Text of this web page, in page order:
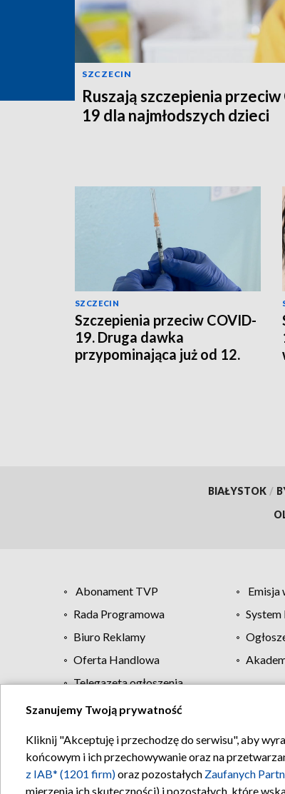
SZCZECIN
Ruszają szczepienia
19 dla najmłodszych dzieci
SZCZECIN
Szczepienia przeciw COVID-
19. Druga dawka
przypominająca już od 12.
BIAŁYSTOK /
Abonament TVP Emisja
Rada Programowa
System
Biuro Reklamy
Oferta Handlowa
Telegazeta ogłoszenia
Regulamin
Szanujemy Twoją prywatność
Kliknij "Akceptuję i przechodzę do serwisu", aby
końcowym i ich przechowywanie oraz na
z IAB* (1201 firm)oraz pozostałych Zaufanych
mierzenia ich skuteczności) i pozostałych, które